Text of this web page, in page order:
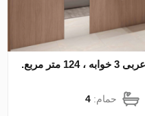
آپارتمان در Dubai ، امارات متحده عربی 3 خوابه ، 124 متر مربع.
حمام:4